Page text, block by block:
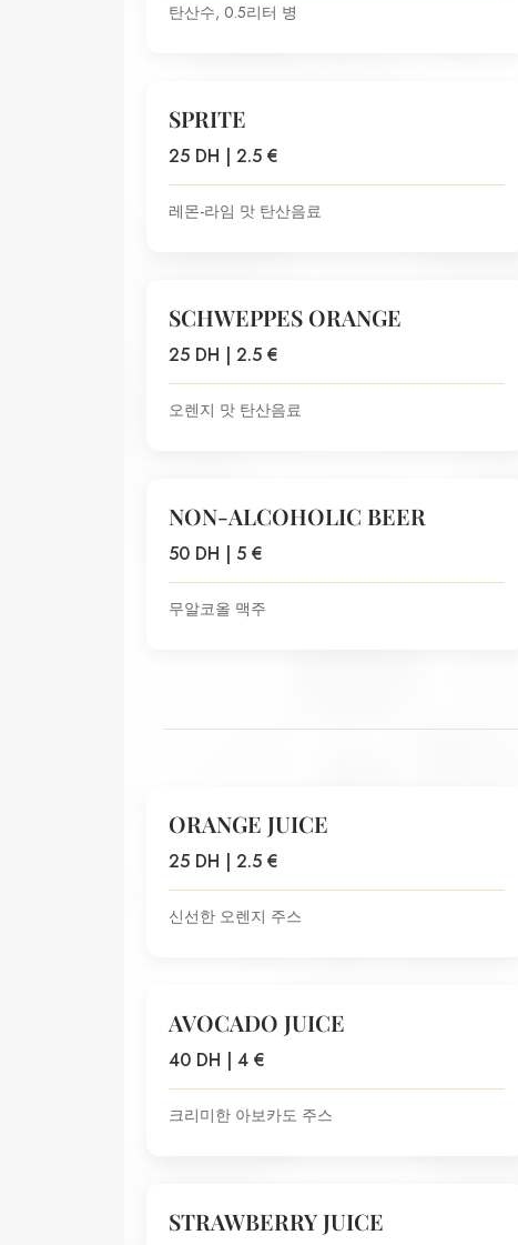
탄산수, 0.5리터 병
SPRITE
25 DH | 2.5 €
레몬-라임 맛 탄산음료
SCHWEPPES ORANGE
25 DH | 2.5 €
오렌지 맛 탄산음료
NON-ALCOHOLIC BEER
50 DH | 5 €
무알코올 맥주
ORANGE JUICE
25 DH | 2.5 €
신선한 오렌지 주스
AVOCADO JUICE
40 DH | 4 €
크리미한 아보카도 주스
STRAWBERRY JUICE